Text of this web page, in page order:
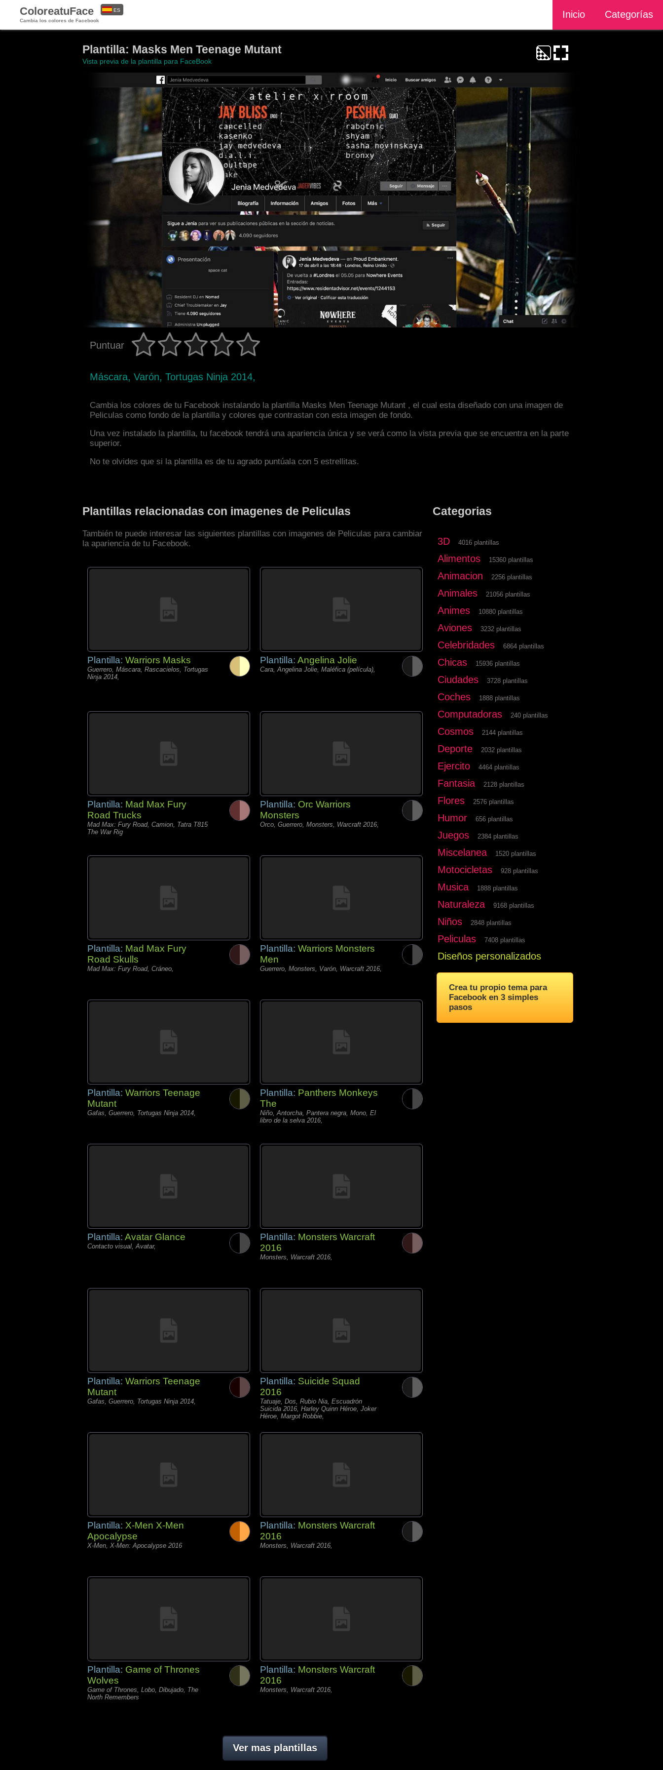
ColoreatuFace
Cambia los colores de Facebook
Inicio Categorías
ES
Plantilla: Masks Men Teenage Mutant
Vista previa de la plantilla para FaceBook
Puntuar
Máscara, Varón, Tortugas Ninja 2014,
Cambia los colores de tu Facebook instalando la plantilla Masks Men Teenage Mutant , el cual esta diseñado con una imagen de
Peliculas como fondo de la plantilla y colores que contrastan con esta imagen de fondo.
Una vez instalado la plantilla, tu facebook tendrá una apariencia única y se verá como la vista previa que se encuentra en la parte
superior.
No te olvides que si la plantilla es de tu agrado puntúala con 5 estrellitas.
Plantillas relacionadas con imagenes de Peliculas
También te puede interesar las siguientes plantillas con imagenes de Peliculas para cambiar
la apariencia de tu Facebook.
Plantilla: Warriors Masks
Guerrero, Máscara, Rascacielos, Tortugas
Ninja 2014,
Plantilla: Angelina Jolie
Cara, Angelina Jolie, Maléfica (película),
Plantilla: Mad Max Fury
Road Trucks
Mad Max: Fury Road, Camion, Tatra T815
The War Rig
Plantilla: Orc Warriors
Monsters
Orco, Guerrero, Monsters, Warcraft 2016,
Plantilla: Mad Max Fury
Road Skulls
Mad Max: Fury Road, Cráneo,
Plantilla: Warriors Monsters
Men
Guerrero, Monsters, Varón, Warcraft 2016,
Plantilla: Warriors Teenage
Mutant
Gafas, Guerrero, Tortugas Ninja 2014,
Plantilla: Panthers Monkeys
The
Niño, Antorcha, Pantera negra, Mono, El
libro de la selva 2016,
Plantilla: Avatar Glance
Contacto visual, Avatar,
Plantilla: Monsters Warcraft
2016
Monsters, Warcraft 2016,
Plantilla: Warriors Teenage
Mutant
Gafas, Guerrero, Tortugas Ninja 2014,
Plantilla: Suicide Squad
2016
Tatuaje, Dos, Rubio Nia, Escuadrón
Suicida 2016, Harley Quinn Héroe, Joker
Héroe, Margot Robbie,
Plantilla: X-Men X-Men
Apocalypse
X-Men, X-Men: Apocalypse 2016
Plantilla: Monsters Warcraft
2016
Monsters, Warcraft 2016,
Plantilla: Game of Thrones
Wolves
Game of Thrones, Lobo, Dibujado, The
North Remembers
Plantilla: Monsters Warcraft
2016
Monsters, Warcraft 2016,
Ver mas plantillas
Categorias
3D 4016 plantillas
Alimentos 15360 plantillas
Animacion 2256 plantillas
Animales 21056 plantillas
Animes 10880 plantillas
Aviones 3232 plantillas
Celebridades 6864 plantillas
Chicas 15936 plantillas
Ciudades 3728 plantillas
Coches 1888 plantillas
Computadoras 240 plantillas
Cosmos 2144 plantillas
Deporte 2032 plantillas
Ejercito 4464 plantillas
Fantasia 2128 plantillas
Flores 2576 plantillas
Humor 656 plantillas
Juegos 2384 plantillas
Miscelanea 1520 plantillas
Motocicletas 928 plantillas
Musica 1888 plantillas
Naturaleza 9168 plantillas
Niños 2848 plantillas
Peliculas 7408 plantillas
Diseños personalizados
Crea tu propio tema para
Facebook en 3 simples
pasos